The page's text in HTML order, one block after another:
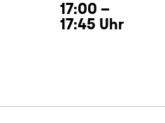
17:00 –
17:45 Uhr